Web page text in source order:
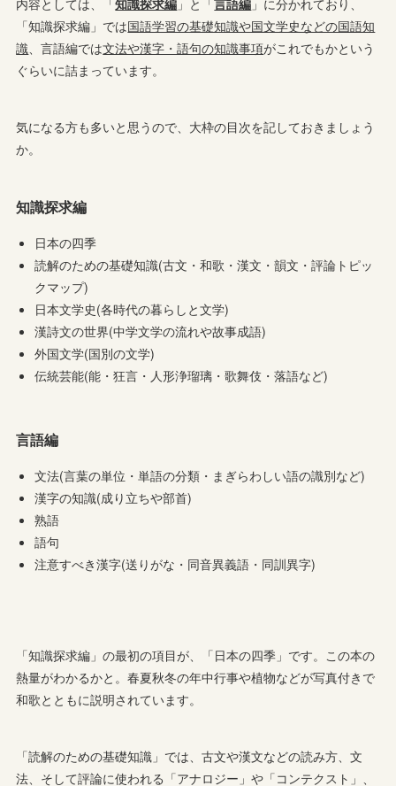
内容としては、「知識探求編 」と「言語編 」に分かれており、
「知識探求編」では国語学習の基礎知識や国文学史などの国語知
識、言語編では文法や漢字・語句の知識事項がこれでもかという
ぐらいに詰まっています。
気になる方も多いと思うので、大枠の目次を記しておきましょう
か。
知識探求編
日本の四季
読解のための基礎知識(古文・和歌・漢文・韻文・評論トピッ
クマップ)
日本文学史(各時代の暮らしと文学)
漢詩文の世界(中学文学の流れや故事成語)
外国文学(国別の文学)
伝統芸能(能・狂言・人形浄瑠璃・歌舞伎・落語など)
言語編
文法(言葉の単位・単語の分類・まぎらわしい語の識別など)
漢字の知識(成り立ちや部首)
熟語
語句
注意すべき漢字(送りがな・同音異義語・同訓異字)
「知識探求編」の最初の項目が、「日本の四季」です。この本の
熱量がわかるかと。春夏秋冬の年中行事や植物などが写真付きで
和歌とともに説明されています。
「読解のための基礎知識」では、古文や漢文などの読み方、文
法、そして評論に使われる「アナロジー」や「コンテクスト」、